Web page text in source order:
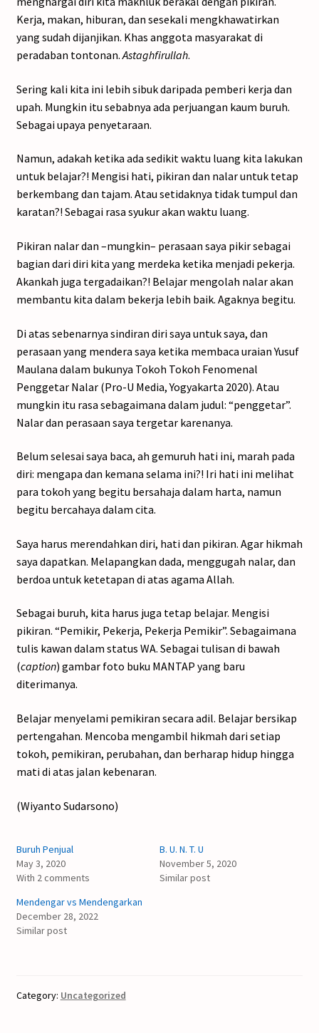
Kerja, makan, hiburan, dan sesekali mengkhawatirkan
yang sudah dijanjikan. Khas anggota masyarakat di
peradaban tontonan.Astaghfirullah.
Sering kali kita ini lebih sibuk daripada pemberi kerja dan
upah. Mungkin itu sebabnya ada perjuangan kaum buruh.
Sebagai upaya penyetaraan.
Namun, adakah ketika ada sedikit waktu luang kita lakukan
untuk belajar?! Mengisi hati, pikiran dan nalar untuk tetap
berkembang dan tajam. Atau setidaknya tidak tumpul dan
karatan?! Sebagai rasa syukur akan waktu luang.
Pikiran nalar dan –mungkin– perasaan saya pikir sebagai
bagian dari diri kita yang merdeka ketika menjadi pekerja.
Akankah juga tergadaikan?! Belajar mengolah nalar akan
membantu kita dalam bekerja lebih baik. Agaknya begitu.
Di atas sebenarnya sindiran diri saya untuk saya, dan
perasaan yang mendera saya ketika membaca uraian Yusuf
Maulana dalam bukunya Tokoh Tokoh Fenomenal
Penggetar Nalar (Pro-U Media, Yogyakarta 2020). Atau
mungkin itu rasa sebagaimana dalam judul: “penggetar”.
Nalar dan perasaan saya tergetar karenanya.
Belum selesai saya baca, ah gemuruh hati ini, marah pada
diri: mengapa dan kemana selama ini?! Iri hati ini melihat
para tokoh yang begitu bersahaja dalam harta, namun
begitu bercahaya dalam cita.
Saya harus merendahkan diri, hati dan pikiran. Agar hikmah
saya dapatkan. Melapangkan dada, menggugah nalar, dan
berdoa untuk ketetapan di atas agama Allah.
Sebagai buruh, kita harus juga tetap belajar. Mengisi
pikiran. “Pemikir, Pekerja, Pekerja Pemikir”. Sebagaimana
tulis kawan dalam status WA. Sebagai tulisan di bawah
(caption) gambar foto buku MANTAP yang baru
diterimanya.
Belajar menyelami pemikiran secara adil. Belajar bersikap
pertengahan. Mencoba mengambil hikmah dari setiap
tokoh, pemikiran, perubahan, dan berharap hidup hingga
mati di atas jalan kebenaran.
(Wiyanto Sudarsono)
Buruh Penjual
May 3, 2020
With 2 comments
B. U. N. T. U
November 5, 2020
Similar post
Mendengar vs Mendengarkan
December 28, 2022
Similar post
Category: Uncategorized